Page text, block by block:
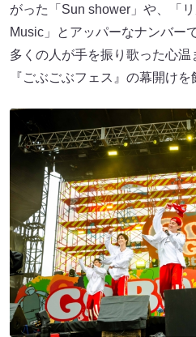
がった「Sun shower」や、「
Music」とアッパーなナンバー
多くの人が手を振り歌った心
『ごぶごぶフェス』の幕開けを